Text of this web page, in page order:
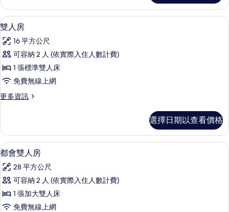
有
相
片
套
房,
露
的
詳
顯
示
雙
人
房
所
相
片
高級寢具、免費迷你吧、客房內保險
7
雙人房
16 平方公尺
可容納 2 人 (依實際入住人數計費)
1 張標準雙人床
免費無線上網
更多資訊
更
房
的
詳
情
選擇日期以查看價格
顯
示
都
會
雙
都會雙人房 | 高級寢具、免費迷你吧
9
都會雙人房
28 平方公尺
可容納 2 人 (依實際入住人數計費)
1 張加大雙人床
免費無線上網